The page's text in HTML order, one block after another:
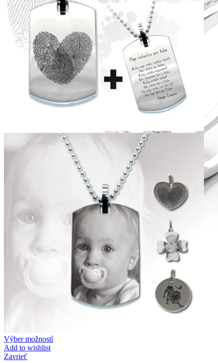
Zásnubné prstne z kolekcie Diamonds line.
Výber možností
Add to wishlist
Zavrieť